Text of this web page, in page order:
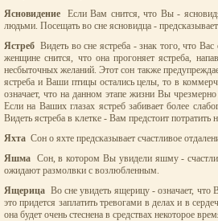
Ясновидение Если Вам снится, что Вы -
людьми. Посещать во сне ясновидца -
Ястреб Видеть во сне ястреба - знак того, что
женщине снится, что она прогоняет ястреба,
несбыточных желаний. Этот сон также
ястреба и Ваши птицы остались целы, то в
означает, что на данном этапе жизни Вы
Если на Ваших глазах ястреб забивает более
Видеть ястреба в клетке - Вам предстоит
Яхта Сон о яхте предсказывает счастливое
Яшма Сон, в котором Вы увидели яшму -
ожидают размолвки с возлюбленным.
Ящерица Во сне увидеть ящерицу - означает,
это придется заплатить тревогами в делах и в
она будет очень стеснена в средствах некоторое